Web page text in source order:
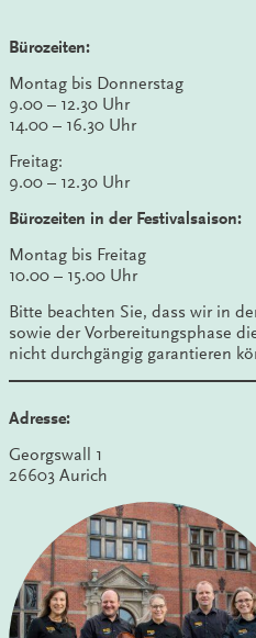
Bürozeiten:
Montag bis Donnerstag
9.00 – 12.30 Uhr
14.00 – 16.30 Uhr
Freitag:
9.00 – 12.30 Uhr
Bürozeiten in der Festivalsaison:
Montag bis Freitag
10.00 – 15.00 Uhr
Bitte beachten Sie, dass wir in
sowie der Vorbereitungsphase
nicht durchgängig garantieren
Adresse:
Georgswall 1
26603 Aurich